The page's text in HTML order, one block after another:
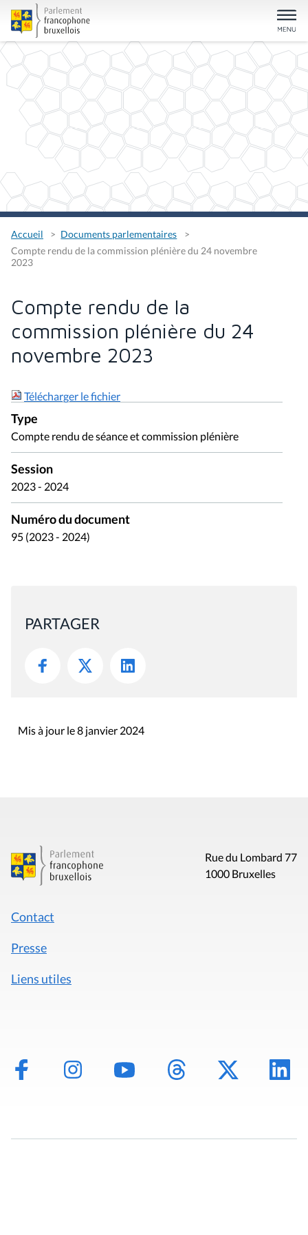
Accueil
Documents parlementaires
Compte rendu de la commission plénière du 24 novembre
2023
Compte rendu de la
commission plénière du 24
novembre 2023
Télécharger le fichier
Type
Compte rendu de séance et commission plénière
Session
2023 - 2024
Numéro du document
95 (2023 - 2024)
PARTAGER
Mis à jour le 8 janvier 2024
Rue du Lombard 77
1000 Bruxelles
Contact
Presse
Liens utiles